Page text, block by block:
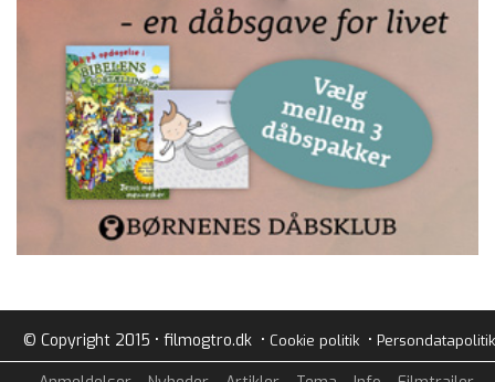
© Copyright 2015 • filmogtro.dk • Cookie politik• Persondatapolitik